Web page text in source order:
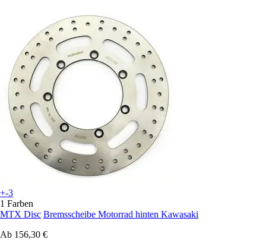
+-3
1 Farben
MTX Disc Bremsscheibe Motorrad hinten Kawasaki
Ab 156,30 €